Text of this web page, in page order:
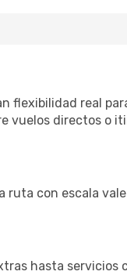
real
vuelos directos o
con escala
hasta servicios